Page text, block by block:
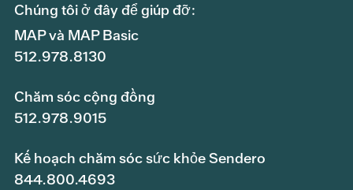
Chúng tôi ở đây để giúp đỡ:
MAP và MAP Basic
512.978.8130
Chăm sóc cộng đồng
512.978.9015
Kế hoạch chăm sóc sức khỏe Sendero
844.800.4693